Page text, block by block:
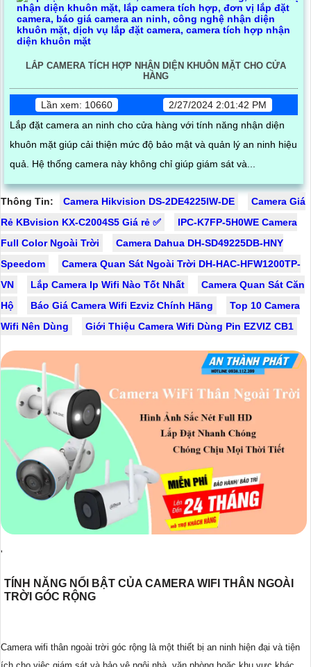
LẮP CAMERA TÍCH HỢP NHẬN DIỆN KHUÔN MẶT CHO CỬA
HÀNG
Lần xem: 10660
2/27/2024 2:01:42 PM
Lắp đặt camera an ninh cho cửa hàng với tính năng nhận diện
khuôn mặt giúp cải thiện mức độ bảo mật và quản lý an ninh hiệu
quả. Hệ thống camera này không chỉ giúp giám sát và...
Thông Tin: Camera Hikvision DS-2DE4225IW-DE
Camera Giá
Rẻ KBvision KX-C2004S5 Giá rẻ ✅
IPC-K7FP-5H0WE Camera
Full Color Ngoài Trời
Camera Dahua DH-SD49225DB-HNY
Speedom
Camera Quan Sát Ngoài Trời DH-HAC-HFW1200TP-
VN
Lắp Camera Ip Wifi Nào Tốt Nhất
Camera Quan Sát Căn
Hộ
Báo Giá Camera Wifi Ezviz Chính Hãng
Top 10 Camera
Wifi Nên Dùng
Giới Thiệu Camera Wifi Dùng Pin EZVIZ CB1
'
TÍNH NĂNG NỔI BẬT CỦA CAMERA WIFI THÂN NGOÀI
TRỜI GÓC RỘNG
Camera wifi thân ngoài trời góc rộng là một thiết bị an ninh hiện đại và tiện